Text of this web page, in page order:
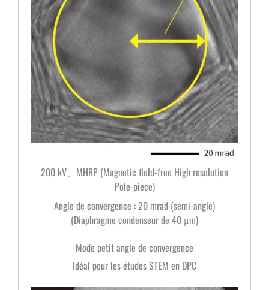
200 kV、MHRP (Magnetic field-free High resolution
Pole-piece)
Angle de convergence : 20 mrad (semi-angle)
(Diaphragme condenseur de 40 μm)
Mode petit angle de convergence
Idéal pour les études STEM en DPC